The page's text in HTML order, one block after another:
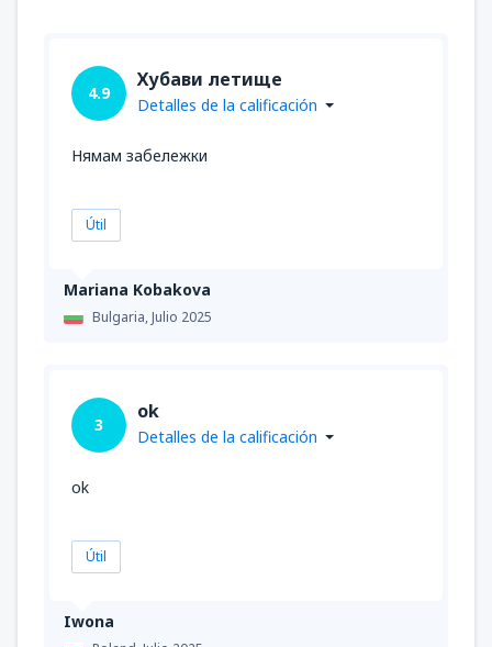
Mariana Kobakova
Bulgaria,Julio 2025
4.9
Хубави летище
Detalles de la calificación
Нямам забележки
Útil
Iwona
3
ok
Detalles de la calificación
ok
Útil